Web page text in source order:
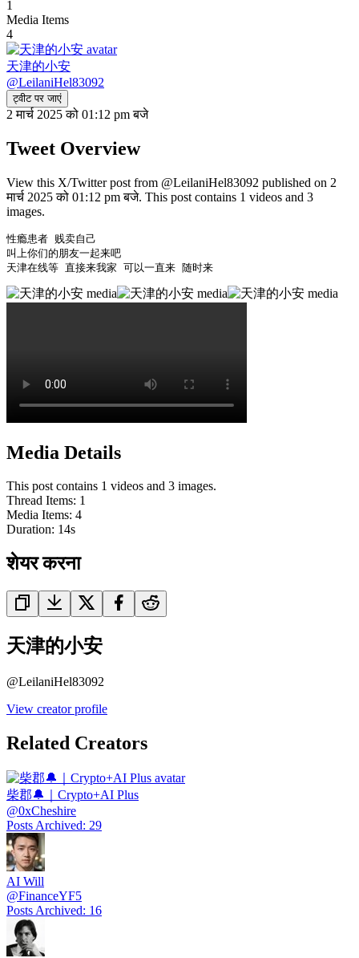
1
Media Items
4
天津的小安
@LeilaniHel83092
ट्वीट पर जाएं
2 मार्च 2025 को 01:12 pm बजे
Tweet Overview
View this X/Twitter post from @LeilaniHel83092 published on 2
मार्च 2025 को 01:12 pm बजे. This post contains 1 videos and 3
images.
性瘾患者 贱卖自己
叫上你们的朋友一起来吧
天津在线等 直接来我家 可以一直来 随时来
Media Details
This post contains 1 videos and 3 images.
Thread Items: 1
Media Items: 4
Duration: 14s
शेयर करना
天津的小安
@LeilaniHel83092
View creator profile
Related Creators
柴郡🔔｜Crypto+AI Plus
@0xCheshire
Posts Archived: 29
AI Will
@FinanceYF5
Posts Archived: 16